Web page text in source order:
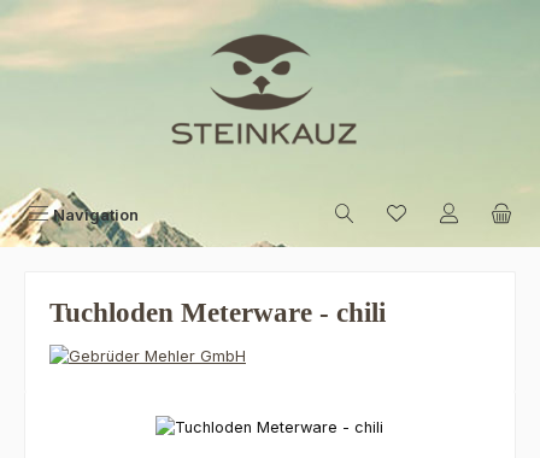
Zum Hauptinhalt springen
Navigation
Tuchloden Meterware - chili
Bildergalerie überspringen